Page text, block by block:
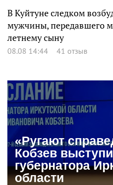
В Куйтуне следком
мужчины, передавшего
летнему сыну
08.08 14:44 41 отзыв
«Ругают
Кобзев
губернатора
области